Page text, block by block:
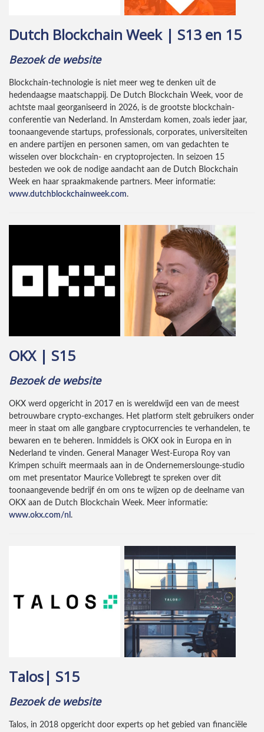
Dutch Blockchain Week | S13 en 15
Bezoek de website
Blockchain-technologie is niet meer weg te denken uit de
hedendaagse maatschappij. De Dutch Blockchain Week, voor de
achtste maal georganiseerd in 2026, is de grootste blockchain-
conferentie van Nederland. In Amsterdam komen, zoals ieder jaar,
toonaangevende startups, professionals, corporates, universiteiten
en andere partijen en personen samen, om van gedachten te
wisselen over blockchain- en cryptoprojecten. In seizoen 15
besteden we ook de nodige aandacht aan de Dutch Blockchain
Week en haar spraakmakende partners. Meer informatie:
www.dutchblockchainweek.com.
OKX | S15
Bezoek de website
OKX werd opgericht in 2017 en is wereldwijd een van de meest
betrouwbare crypto-exchanges. Het platform stelt gebruikers onder
meer in staat om alle gangbare cryptocurrencies te verhandelen, te
bewaren en te beheren. Inmiddels is OKX ook in Europa en in
Nederland te vinden. General Manager West-Europa Roy van
Krimpen schuift meermaals aan in de Ondernemerslounge-studio
om met presentator Maurice Vollebregt te spreken over dit
toonaangevende bedrijf én om ons te wijzen op de deelname van
OKX aan de Dutch Blockchain Week. Meer informatie:
www.okx.com/nl .
Talos| S15
Bezoek de website
Talos, in 2018 opgericht door experts op het gebied van financiële